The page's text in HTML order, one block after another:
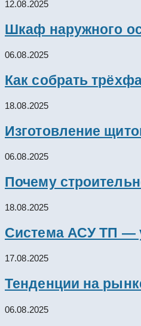
12.08.2025
Шкаф наружного
06.08.2025
Как собрать
18.08.2025
Изготовление
06.08.2025
Почему
18.08.2025
Система АСУ ТП —
17.08.2025
Тенденции на
06.08.2025